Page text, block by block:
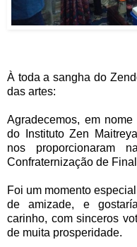
À toda a sangha do
das artes:
Agradecemos, em
do Instituto Zen
nos proporcionaram
Confraternização de
Foi um momento
de amizade, e
carinho, com sinceros
de muita prosperidade.